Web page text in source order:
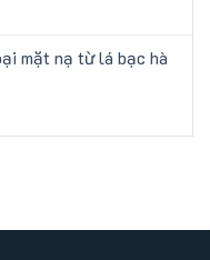
mặt nạ từ lá bạc hà